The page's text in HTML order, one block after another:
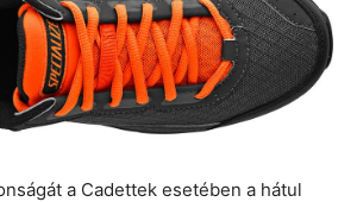
a Cadettek esetében a hátul